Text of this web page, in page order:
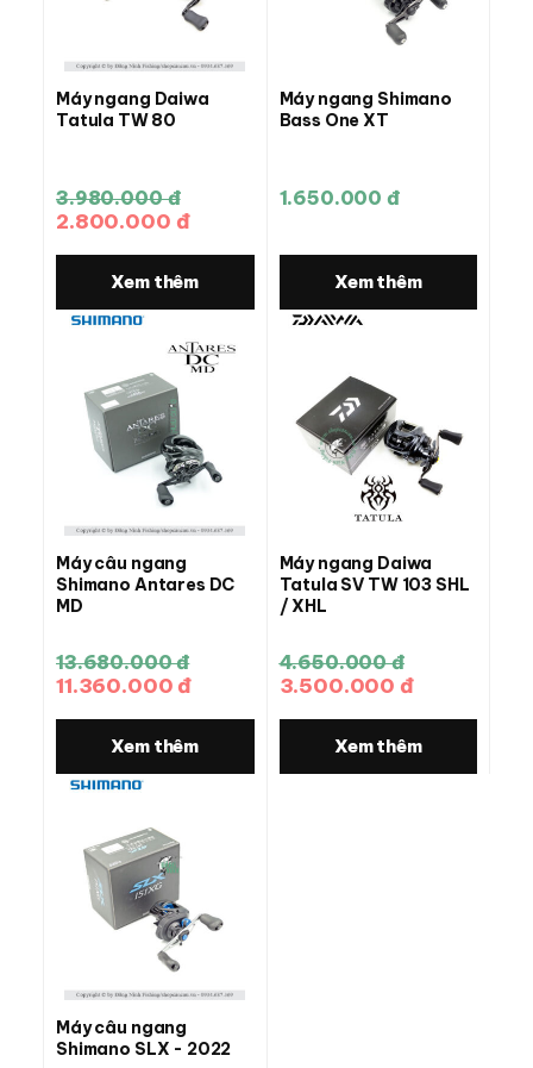
Máy ngang Daiwa
Tatula TW 80
3.980.000 đ
2.800.000 đ
Xem thêm
Máy ngang Shimano
Bass One XT
1.650.000 đ
Xem thêm
Máy câu ngang
Shimano Antares DC
MD
13.680.000 đ
11.360.000 đ
Xem thêm
Máy ngang Daiwa
Tatula SV TW 103 SHL
/ XHL
4.650.000 đ
3.500.000 đ
Xem thêm
Máy câu ngang
Shimano SLX - 2022